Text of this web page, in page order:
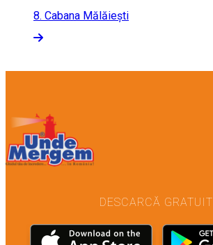
8. Cabana Mălăiești
DESCARCĂ GRATUIT